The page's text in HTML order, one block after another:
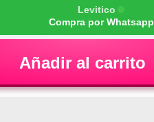
Levitico
Compra por Whatsapp
Añadir al carrito